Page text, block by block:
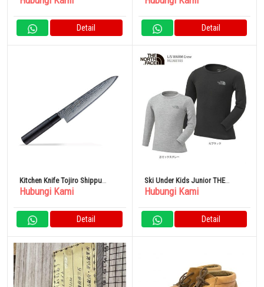
Detail Detail
Kitchen Knife Tojiro Shippu
Black DP Damascus FD 1594
Hubungi Kami
Detail
Ski Under Kids Junior THE
NORTH FACE NUJ68105
Hubungi Kami
Detail